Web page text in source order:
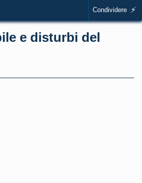
Condividere ⚡
e disturbi del